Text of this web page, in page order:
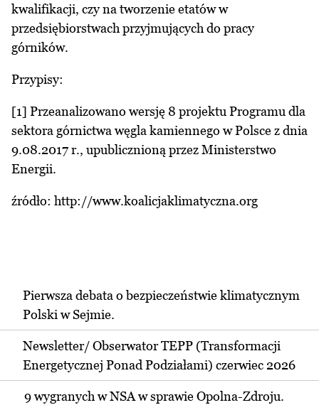
kwalifikacji, czy na tworzenie etatów w
przedsiębiorstwach przyjmujących do pracy
górników.
Przypisy:
[1] Przeanalizowano wersję 8 projektu Programu dla
sektora górnictwa węgla kamiennego w Polsce z dnia
9.08.2017 r., upublicznioną przez Ministerstwo
Energii.
źródło: http://www.koalicjaklimatyczna.org
Pierwsza debata o bezpieczeństwie klimatycznym
Polski w Sejmie.
Newsletter/ Obserwator TEPP (Transformacji
Energetycznej Ponad Podziałami) czerwiec 2026
9 wygranych w NSA w sprawie Opolna-Zdroju.